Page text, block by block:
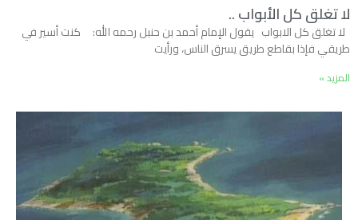
لا تغلق كل الأبواب ..
لا تغلق كل الابواب يقول الإمام أحمد بن حنبل رحمه الله: كنت أسير في
طريقي فإذا بقاطع طريق يسرق الناس، ورأيت
المزيد »